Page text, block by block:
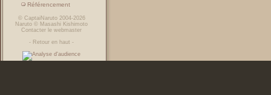
Référencement
© CaptaiNaruto2004-2026
Naruto © Masashi Kishimoto
Contacter le webmaster
- Retour en haut -